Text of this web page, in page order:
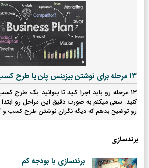
۱۳ مرحله برای نوشتن بیزینس پلن یا طرح کسب و کار
۱۳ مرحله رو باید اجرا کنید تا بتوانید یک طرح
کنید. سعی میکنم به صورت دقیق این مراحل رو
رو توضیح بدهم که دیگه نگران نوشتن طرح کسب و
برندسازی
برندسازی با بودجه کم